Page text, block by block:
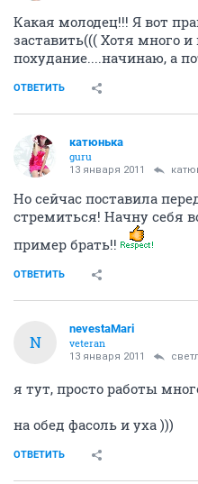
Какая молодец!!! Я вот
заставить((( Хотя много
похудание....начинаю, а
ОТВЕТИТЬ
катюнька
guru
13 января 2011
Но сейчас поставила
стремиться! Начну себя
пример брать!!
ОТВЕТИТЬ
N
nevestaMari
veteran
13 января 2011
я тут, просто работы
на обед фасоль и уха )))
ОТВЕТИТЬ